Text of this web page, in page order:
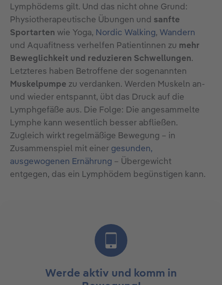
Lymphödems gilt. Und das nicht ohne Grund:
Physiotherapeutische Übungen und sanfte
Sportarten wie Yoga, Nordic Walking, Wandern
und Aquafitness verhelfen Patientinnen zu mehr
Beweglichkeit und reduzieren Schwellungen.
Letzteres haben Betroffene der sogenannten
Muskelpumpe zu verdanken. Werden Muskeln an-
und wieder entspannt, übt das Druck auf die
Lymphgefäße aus. Die Folge: Die angesammelte
Lymphe kann wesentlich besser abfließen.
Zugleich wirkt regelmäßige Bewegung – in
Zusammenspiel mit einer gesunden,
ausgewogenen Ernährung – Übergewicht
entgegen, das ein Lymphödem begünstigen kann.
Werde aktiv und komm in